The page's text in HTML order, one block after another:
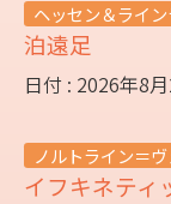
ヘッセン＆ライ
泊遠足
日付 : 2026年8
ノルトライン＝
イフキネティ